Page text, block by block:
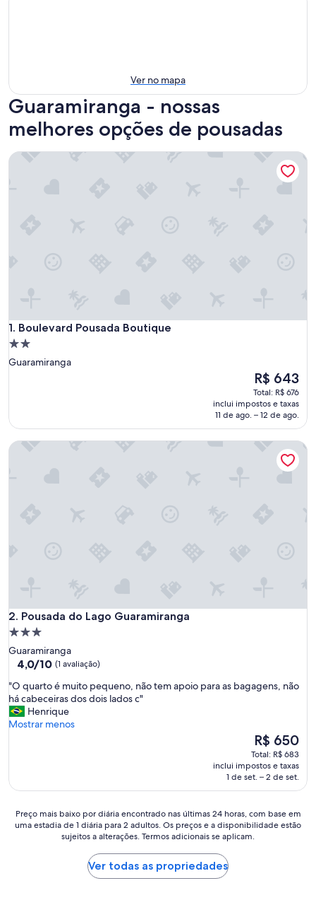
Ver no mapa
Guaramiranga - nossas
melhores opções de pousadas
1. Boulevard Pousada Boutique
Boulevard Pousada Boutique
Propriedade
2.0
Guaramiranga
O
preço
é
de
R$ 643
R$ 643
Total: R$ 676
inclui impostos e taxas
11 de ago. – 12 de ago.
Boulevard Pousada Boutique
2. Pousada do Lago Guaramiranga
Pousada do Lago Guaramiranga
Propriedade
3.0
estrelas
Guaramiranga
4.0
10,
(1
avaliação)
4,0/10 (1 avaliação)
"
O
q
u
é
"O quarto é muito pequeno, não tem apoio para as bagagens, não
há cabeceiras dos dois lados c"
Henrique
Mostrar menos
O
preço
é
de
R$ 650
R$ 650
Total: R$ 683
inclui impostos e taxas
1 de set. – 2 de set.
Pousada do Lago Guaramiranga
Preço
mais
Preço mais baixo por diária encontrado nas últimas 24 horas, com base em
uma estadia de 1 diária para 2 adultos. Os preços e a disponibilidade estão
sujeitos a alterações. Termos adicionais se aplicam.
Ver todas as propriedades